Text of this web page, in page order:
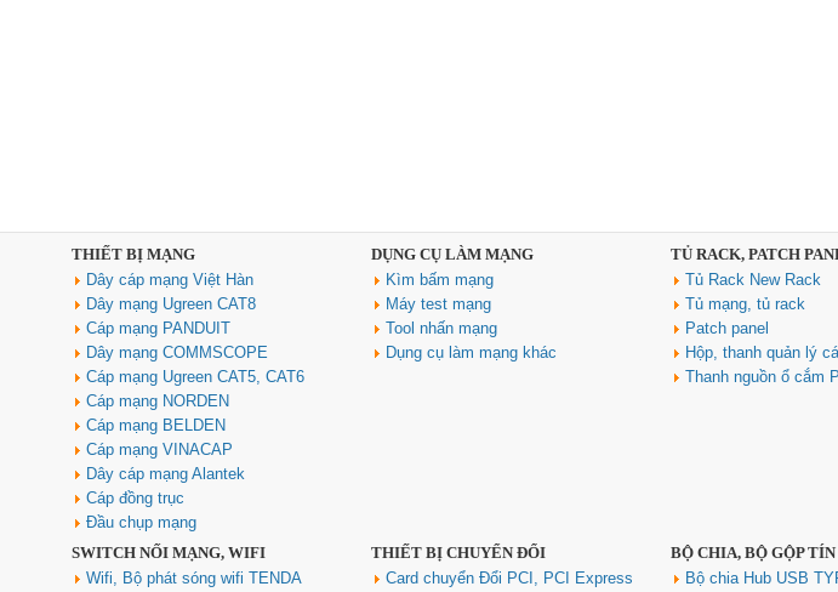
THIẾT BỊ MẠNG
Dây cáp mạng Việt Hàn
Dây mạng Ugreen CAT8
Cáp mạng PANDUIT
Dây mạng COMMSCOPE
Cáp mạng Ugreen CAT5, CAT6
Cáp mạng NORDEN
Cáp mạng BELDEN
Cáp mạng VINACAP
Dây cáp mạng Alantek
Cáp đồng trục
Đầu chụp mạng
DỤNG CỤ LÀM MẠNG
Kìm bấm mạng
Máy test mạng
Tool nhấn mạng
Dụng cụ làm mạng khác
TỦ RACK, PATCH
Tủ Rack New Rack
Tủ mạng, tủ rack
Patch panel
Hộp, thanh quản lý
Thanh nguồn ổ cắm
SWITCH NỐI MẠNG, WIFI
Wifi, Bộ phát sóng wifi TENDA
THIẾT BỊ CHUYỂN ĐỔI
Card chuyển Đổi PCI, PCI Express
BỘ CHIA, BỘ GỘP
Bộ chia Hub USB